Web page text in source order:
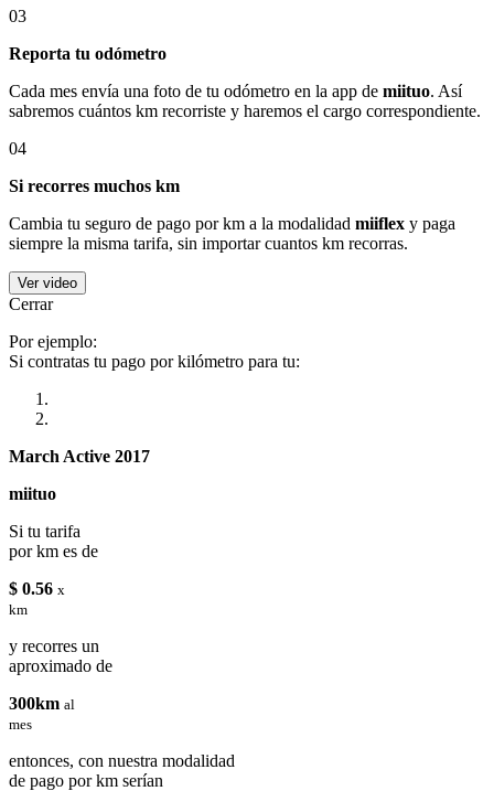
03
Reporta tu odómetro
Cada mes envía una foto de tu odómetro en la app de miituo. Así
sabremos cuántos km recorriste y haremos el cargo correspondiente.
04
Si recorres muchos km
Cambia tu seguro de pago por km a la modalidad miiflex y paga
siempre la misma tarifa, sin importar cuantos km recorras.
Ver video
Cerrar
Por ejemplo:
Si contratas tu pago por kilómetro para tu:
March Active 2017
miituo
Si tu tarifa
por km es de
$ 0.56 x
km
y recorres un
aproximado de
300km al
mes
entonces, con nuestra modalidad
de pago por km serían